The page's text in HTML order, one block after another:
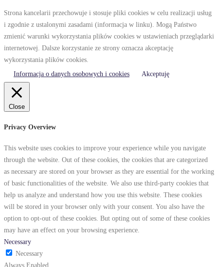
Strona kancelarii przechowuje i stosuje pliki cookies w celu realizacji usług
i zgodnie z ustalonymi zasadami (informacja w linku). Mogą Państwo
zmienić warunki wykorzystania plików cookies w ustawieniach przeglądarki
internetowej. Dalsze korzystanie ze strony oznacza akceptację
wykorzystania plików cookies.
Informacja o danych osobowych i cookies
Akceptuję
Close
Privacy Overview
This website uses cookies to improve your experience while you navigate
through the website. Out of these cookies, the cookies that are categorized
as necessary are stored on your browser as they are essential for the working
of basic functionalities of the website. We also use third-party cookies that
help us analyze and understand how you use this website. These cookies
will be stored in your browser only with your consent. You also have the
option to opt-out of these cookies. But opting out of some of these cookies
may have an effect on your browsing experience.
Necessary
Necessary
Always Enabled